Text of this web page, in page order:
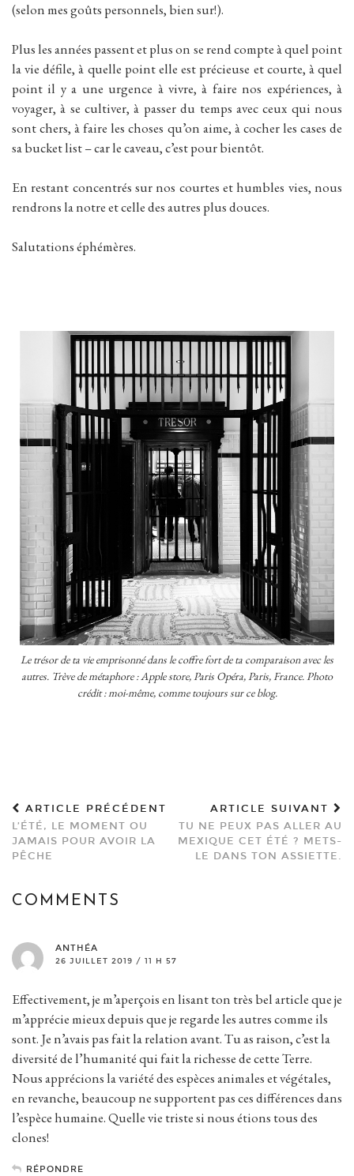
(selon mes goûts personnels, bien sur!).
Plus les années passent et plus on se rend compte à quel point
la vie défile, à quelle point elle est précieuse et courte, à quel
point il y a une urgence à vivre, à faire nos expériences, à
voyager, à se cultiver, à passer du temps avec ceux qui nous
sont chers, à faire les choses qu’on aime, à cocher les cases de
sa bucket list – car le caveau, c’est pour bientôt.
En restant concentrés sur nos courtes et humbles vies, nous
rendrons la notre et celle des autres plus douces.
Salutations éphémères.
Le trésor de ta vie emprisonné dans le coffre fort de ta comparaison avec les
autres. Trève de métaphore : Apple store, Paris Opéra, Paris, France. Photo
crédit : moi-même, comme toujours sur ce blog.
ARTICLE PRÉCÉDENT
L’ÉTÉ, LE MOMENT OU
JAMAIS POUR AVOIR LA
PÊCHE
ARTICLE SUIVANT
TU NE PEUX PAS ALLER AU
MEXIQUE CET ÉTÉ ? METS-
LE DANS TON ASSIETTE.
COMMENTS
ANTHÉA
26 JUILLET 2019 / 11 H 57
Effectivement, je m’aperçois en lisant ton très bel article que je
m’apprécie mieux depuis que je regarde les autres comme ils
sont. Je n’avais pas fait la relation avant. Tu as raison, c’est la
diversité de l’humanité qui fait la richesse de cette Terre.
Nous apprécions la variété des espèces animales et végétales,
en revanche, beaucoup ne supportent pas ces différences dans
l’espèce humaine. Quelle vie triste si nous étions tous des
clones!
RÉPONDRE